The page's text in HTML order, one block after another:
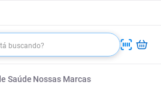
Saúde Nossas Marcas